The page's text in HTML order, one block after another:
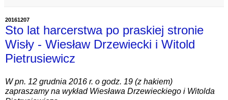
20161207
Sto lat harcerstwa po praskiej stronie
Wisły - Wiesław Drzewiecki i Witold
Pietrusiewicz
W pn. 12 grudnia 2016 r. o godz. 19 (z hakiem)
zapraszamy na wykład Wiesława Drzewieckiego i Witolda